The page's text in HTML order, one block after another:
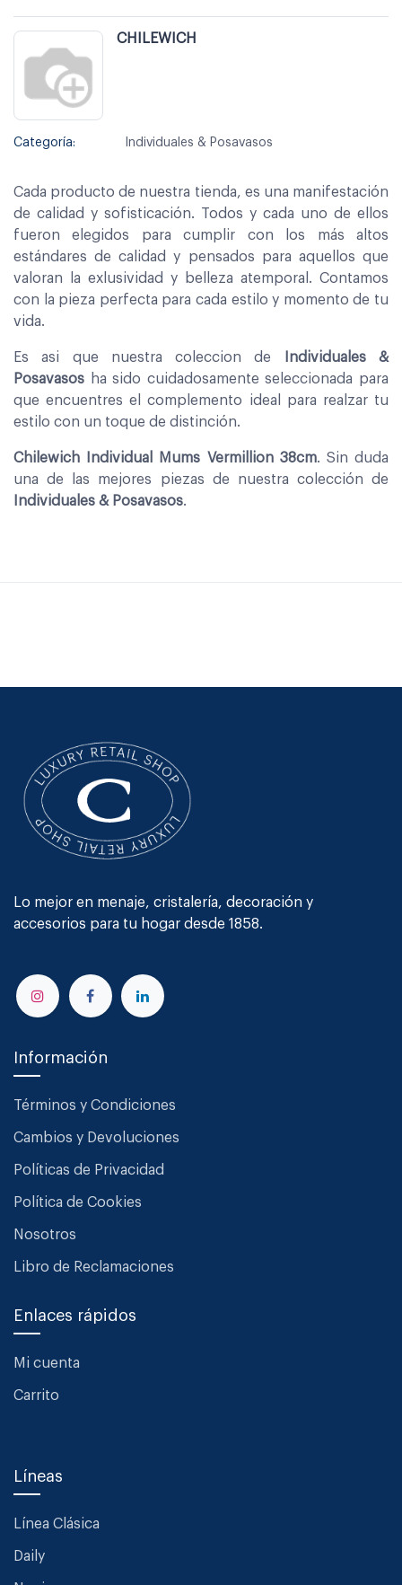
CHILEWICH
Categoría: Individuales & Posavasos
Cada producto de nuestra tienda, es una manifestación
de calidad y sofisticación. Todos y cada uno de ellos
fueron elegidos para cumplir con los más altos
estándares de calidad y pensados para aquellos que
valoran la exlusividad y belleza atemporal. Contamos
con la pieza perfecta para cada estilo y momento de tu
vida.
Es asi que nuestra coleccion de
Individuales &
Posavasos ha sido cuidadosamente seleccionada para
que encuentres el complemento ideal para realzar tu
estilo con un toque de distinción.
Chilewich Individual Mums Vermillion 38cm. Sin duda
una de las mejores piezas de nuestra colección de
Individuales & Posavasos.
Lo mejor en menaje, cristalería, decoración y
accesorios para tu hogar desde 1858.
Información
Términos y Condiciones
Cambios y Devoluciones
Políticas de Privacidad
Política de Cookies
Nosotros
Libro de Reclamaciones
Enlaces rápidos
Mi cuenta
Carrito
Líneas
Línea Clásica
Daily